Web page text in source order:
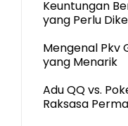
Keuntungan
yang Perlu
Mengenal Pkv
yang Menarik
Adu QQ vs.
Raksasa